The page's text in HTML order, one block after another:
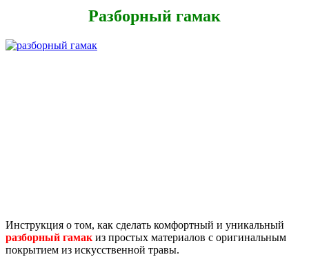
Разборный гамак
Инструкция о том, как сделать комфортный и уникальный
разборный гамак из простых материалов с оригинальным
покрытием из искусственной травы.